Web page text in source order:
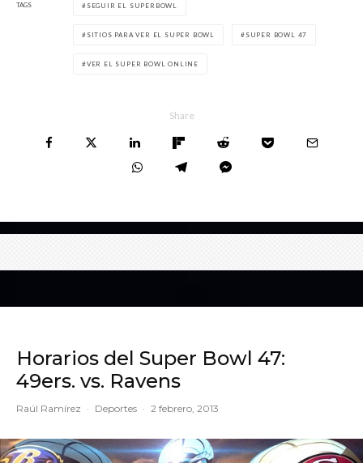
TAGS SEGUIR EL SUPERBOWL
SITIOS PARA VER EL SUPER BOWL SUPER BOWL 47
VER EL SUPER BOWL ONLINE
Share
Horarios del Super Bowl 47:
49ers. vs. Ravens
Raúl Ramírez · Deportes · 2 febrero, 2013